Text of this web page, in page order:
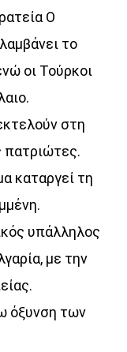
Ο
το
οι Τούρκοι
στη
πατριώτες.
καταργεί τη
υπάλληλος
με την
όξυνση των